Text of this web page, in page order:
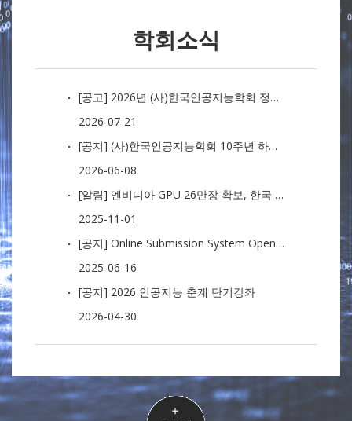
학회소식
[공고] 2026년 (사)한국인공지능학회 정기총회 소집
2026-07-21
[공지] (사)한국인공지능학회 10주년 하계학술대회 논문모집 (수정)
2026-06-08
[알림] 엔비디아 GPU 26만장 확보, 한국 AI 교육·연구 인프라 도약의 기회
2025-11-01
[공지] Online Submission System Open 및 논문모집 안내
2025-06-16
[공지] 2026 인공지능 춘계 단기강좌
2026-04-30